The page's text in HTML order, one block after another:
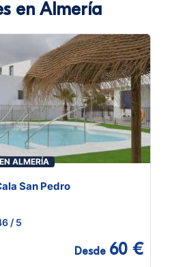
en Almería
ALMERÍA
San Pedro
/ 5
Desde 60 €